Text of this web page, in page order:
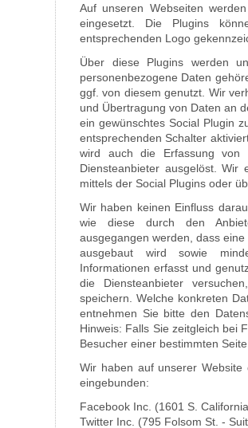
Auf unseren Webseiten
eingesetzt. Die Plugins
entsprechenden Logo
Über diese Plugins werden
personenbezogene Daten
ggf. von diesem genutzt. Wir
und Übertragung von Daten an
ein gewünschtes Social Plugin
entsprechenden Schalter
wird auch die Erfassung von
Diensteanbieter ausgelöst. Wir
mittels der Social Plugins oder
Wir haben keinen Einfluss
wie diese durch den
ausgegangen werden, dass
ausgebaut wird sowie
Informationen erfasst und
die Diensteanbieter
speichern. Welche konkreten
entnehmen Sie bitte den
Hinweis: Falls Sie zeitgleich bei
Besucher einer bestimmten
Wir haben auf unserer Website
eingebunden:
Facebook Inc. (1601 S.
Twitter Inc. (795 Folsom St. -